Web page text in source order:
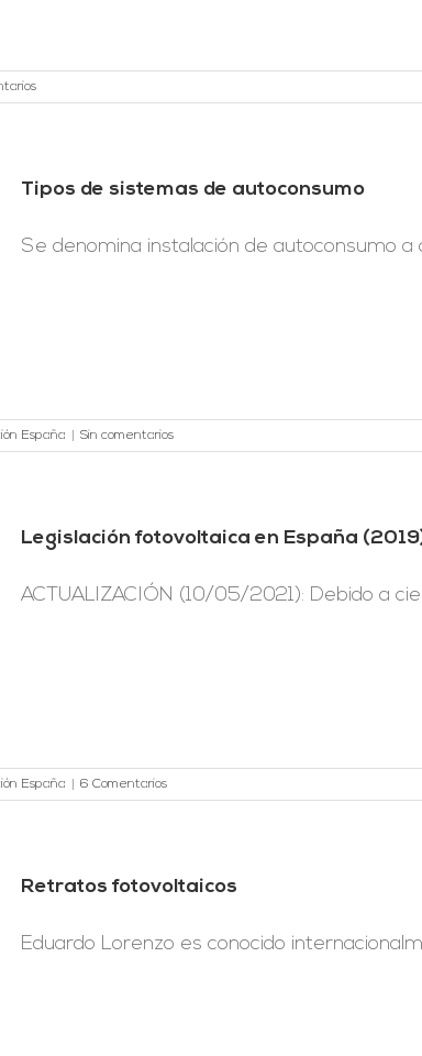
Tipos de sistemas de autoconsumo
Se denomina instalación de autoconsumo a
España Sin comentarios
Legislación fotovoltaica en España
ACTUALIZACIÓN (10/05/2021): Debido a
España 6 Comentarios
Retratos fotovoltaicos
Eduardo Lorenzo es conocido